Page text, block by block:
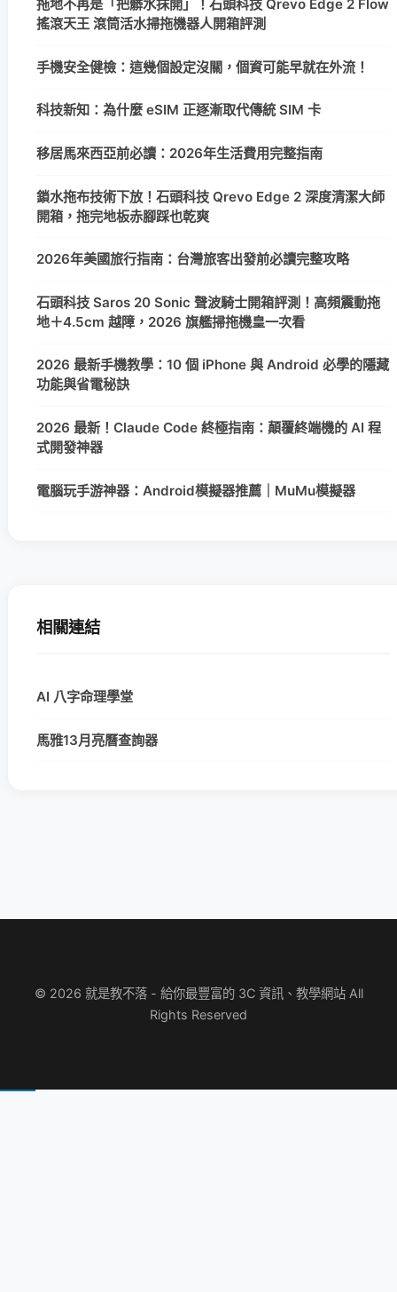
拖地不再是「把髒水抹開」！石頭科技 Qrevo Edge 2 Flow
搖滾天王 滾筒活水掃拖機器人開箱評測
手機安全健檢：這幾個設定沒關，個資可能早就在外流！
科技新知：為什麼 eSIM 正逐漸取代傳統 SIM 卡
移居馬來西亞前必讀：2026年生活費用完整指南
鎖水拖布技術下放！石頭科技 Qrevo Edge 2 深度清潔大師
開箱，拖完地板赤腳踩也乾爽
2026年美國旅行指南：台灣旅客出發前必讀完整攻略
石頭科技 Saros 20 Sonic 聲波騎士開箱評測！高頻震動拖
地＋4.5cm 越障，2026 旗艦掃拖機皇一次看
2026 最新手機教學：10 個 iPhone 與 Android 必學的隱藏
功能與省電秘訣
2026 最新！Claude Code 終極指南：顛覆終端機的 AI 程
式開發神器
電腦玩手游神器：Android模擬器推薦｜MuMu模擬器
相關連結
AI 八字命理學堂
馬雅13月亮曆查詢器
© 2026 就是教不落 - 給你最豐富的 3C 資訊、教學網站 All
Rights Reserved